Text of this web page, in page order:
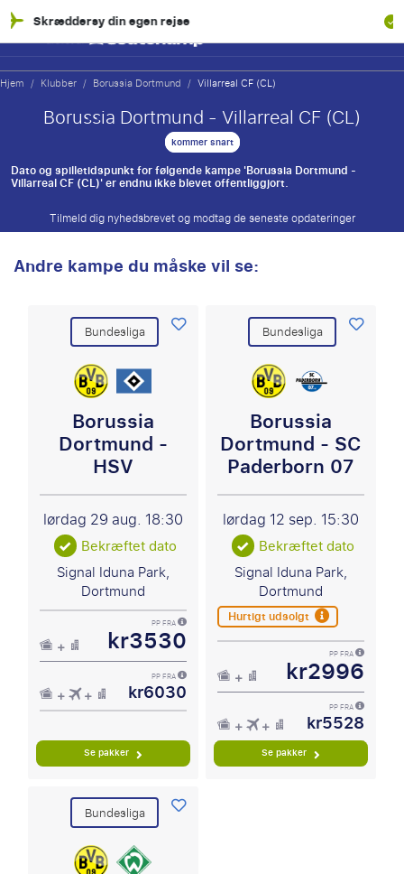
rejse 100% Økonomisk
Hjem / Klubber / Borussia Dortmund / Villarreal CF (CL)
Borussia Dortmund - Villarreal CF (CL)
kommer snart
Dato og spilletidspunkt for følgende kampe 'Borussia Dortmund -
Villarreal CF (CL)' er endnu ikke blevet offentliggjort.
Tilmeld dig nyhedsbrevet og modtag de seneste opdateringer
Andre kampe du måske vil se:
Bundesliga
Borussia
Dortmund -
HSV
lørdag 29 aug. 18:30
Bekræftet dato
Signal Iduna Park,
Dortmund
PP FRA
kr3530
PP FRA
kr6030
Se pakker
Bundesliga
Borussia
Dortmund - SC
Paderborn 07
lørdag 12 sep. 15:30
Bekræftet dato
Signal Iduna Park,
Dortmund
Hurtigt udsolgt
PP FRA
kr2996
PP FRA
kr5528
Se pakker
Bundesliga